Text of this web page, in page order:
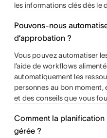
les informations clés dès le
Pouvons-nous
d’approbation ?
Vous pouvez automatiser
l’aide de workflows
automatiquement les
personnes au bon
et des conseils que vous
Comment la planification
gérée ?